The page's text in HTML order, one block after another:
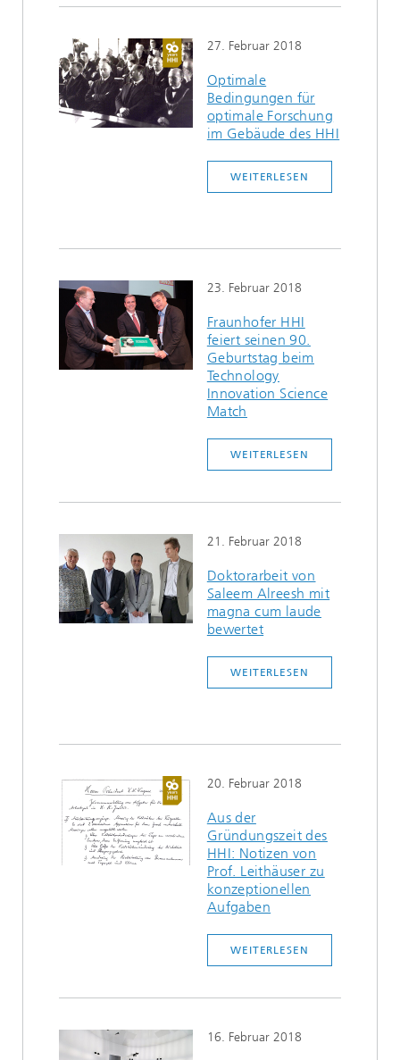
27. Februar 2018
Optimale
Bedingungen für
optimale Forschung
im Gebäude des HHI
WEITERLESEN
23. Februar 2018
Fraunhofer HHI
feiert seinen 90.
Geburtstag beim
Technology
Innovation Science
Match
WEITERLESEN
21. Februar 2018
Doktorarbeit von
Saleem Alreesh mit
magna cum laude
bewertet
WEITERLESEN
20. Februar 2018
Aus der
Gründungszeit des
HHI: Notizen von
Prof. Leithäuser zu
konzeptionellen
Aufgaben
WEITERLESEN
16. Februar 2018